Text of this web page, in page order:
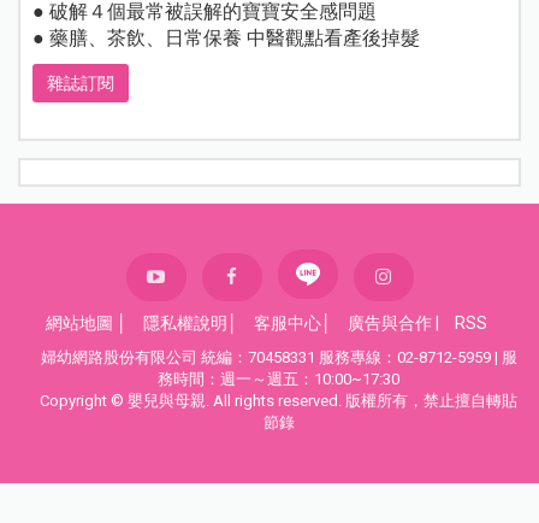
● 破解４個最常被誤解的寶寶安全感問題
● 藥膳、茶飲、日常保養 中醫觀點看產後掉髮
雜誌訂閱
網站地圖 隱私權說明 客服中心 廣告與合作 RSS
婦幼網路股份有限公司 統編：70458331 服務專線：02-8712-5959 | 服
務時間：週一～週五：10:00~17:30
Copyright © 嬰兒與母親. All rights reserved. 版權所有，禁止擅自轉貼
節錄